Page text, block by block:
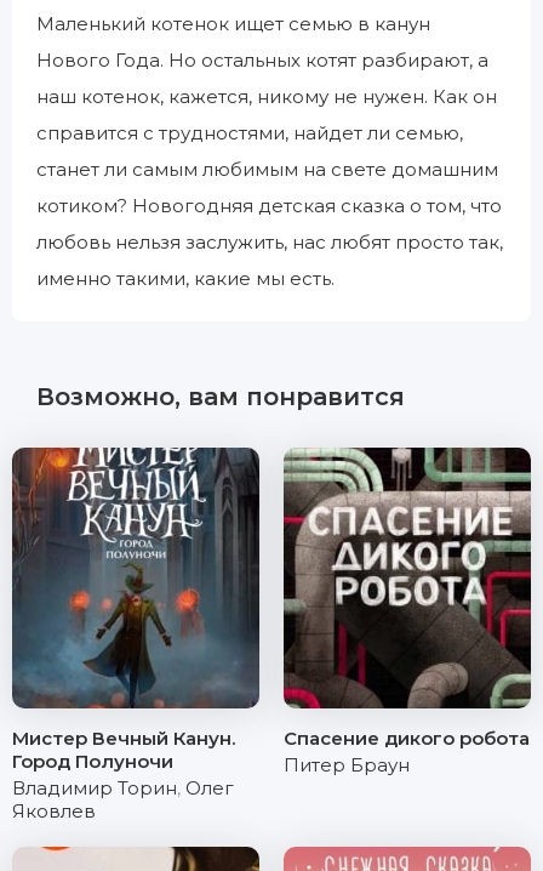
Маленький котенок ищет семью в канун
Нового Года. Но остальных котят разбирают, а
наш котенок, кажется, никому не нужен. Как он
справится с трудностями, найдет ли семью,
станет ли самым любимым на свете домашним
котиком? Новогодняя детская сказка о том, что
любовь нельзя заслужить, нас любят просто так,
именно такими, какие мы есть.
Возможно, вам понравится
Мистер Вечный Канун.
Город Полуночи
Владимир Торин, Олег
Яковлев
Спасение дикого робота
Питер Браун